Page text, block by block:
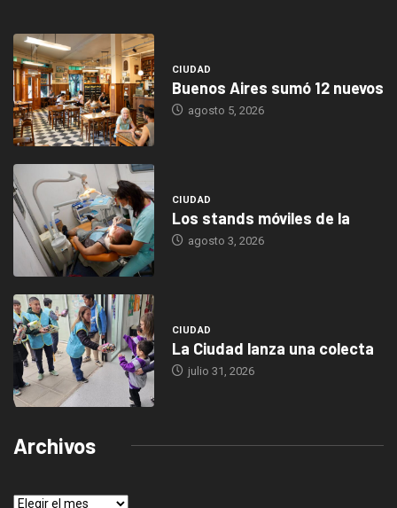
CIUDAD
Buenos Aires sumó 12 nuevos
agosto 5, 2026
CIUDAD
Los stands móviles de la
agosto 3, 2026
CIUDAD
La Ciudad lanza una colecta
julio 31, 2026
Archivos
Archivos